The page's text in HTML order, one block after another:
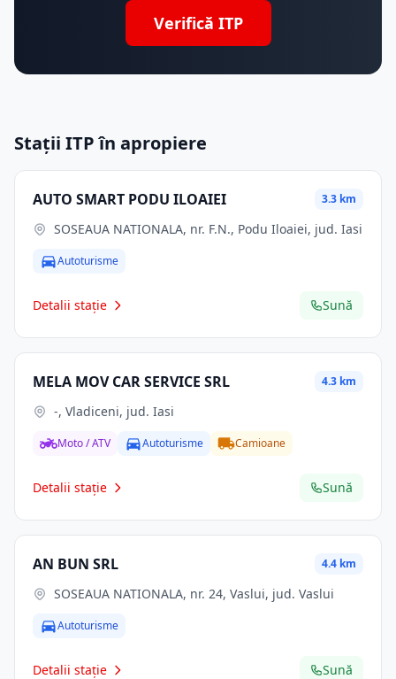
Verifică ITP
Stații ITP în apropiere
AUTO SMART PODU ILOAIEI 3.3 km
SOSEAUA NATIONALA, nr. F.N., Podu Iloaiei, jud. Iasi
Autoturisme
Detalii stație Sună
MELA MOV CAR SERVICE SRL 4.3 km
-, Vladiceni, jud. Iasi
Moto / ATV Autoturisme Camioane
Detalii stație Sună
AN BUN SRL 4.4 km
SOSEAUA NATIONALA, nr. 24, Vaslui, jud. Vaslui
Autoturisme
Detalii stație Sună